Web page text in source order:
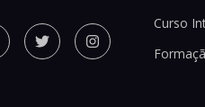
Curso